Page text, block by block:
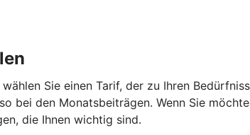
Sie einen Tarif, der zu Ihren
bei den Monatsbeiträgen. Wenn Sie
die Ihnen wichtig sind.